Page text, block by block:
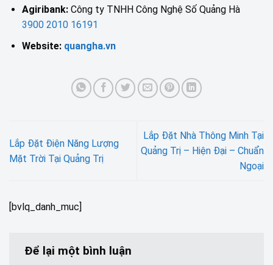
Agiribank:Công ty TNHH Công Nghệ Số Quảng Hà
3900 2010 16191
Website: quangha.vn
Lắp Đặt Điện Năng Lượng
Mặt Trời Tại Quảng Trị
Lắp Đặt Nhà Thông Minh Tại
Quảng Trị – Hiện Đại – Chuẩn
Ngoại
[bvlq_danh_muc]
Để lại một bình luận